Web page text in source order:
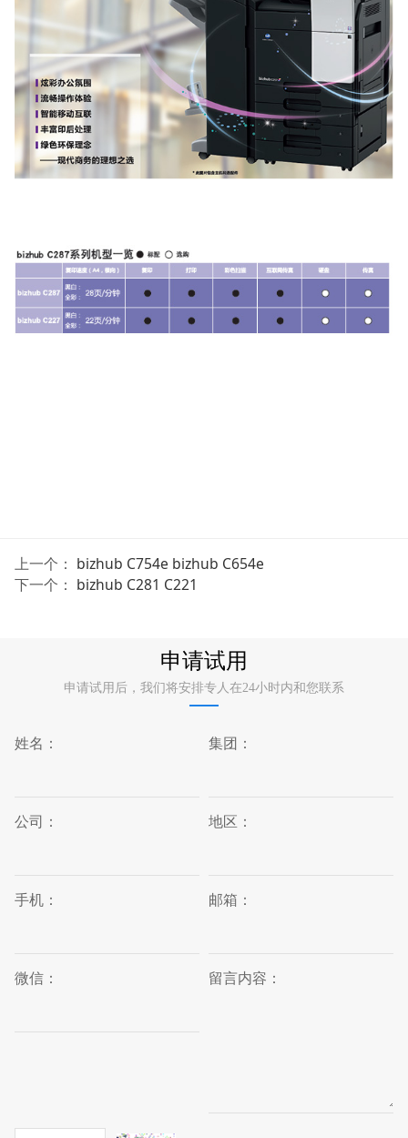
上一个： bizhub C754e bizhub C654e
下一个： bizhub C281 C221
申请试用
申请试用后，我们将安排专人在24小时内和您联系
姓名： 集团：
公司： 地区：
手机： 邮箱：
微信： 留言内容：